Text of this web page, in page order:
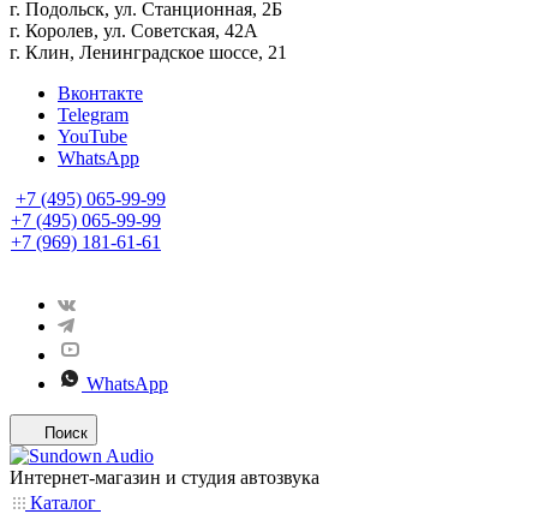
г. Подольск, ул. Станционная, 2Б
г. Королев, ул. Советская, 42А
г. Клин, Ленинградское шоссе, 21
Вконтакте
Telegram
YouTube
WhatsApp
+7 (495) 065-99-99
+7 (495) 065-99-99
+7 (969) 181-61-61
WhatsApp
Поиск
Интернет-магазин и студия автозвука
Каталог